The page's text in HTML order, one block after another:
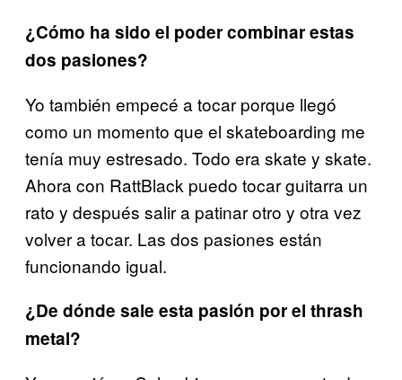
¿Cómo ha sido el poder combinar estas
dos pasiones?
Yo también empecé a tocar porque llegó
como un momento que el skateboarding me
tenía muy estresado. Todo era skate y skate.
Ahora con RattBlack puedo tocar guitarra un
rato y después salir a patinar otro y otra vez
volver a tocar. Las dos pasiones están
funcionando igual.
¿De dónde sale esta pasión por el thrash
metal?